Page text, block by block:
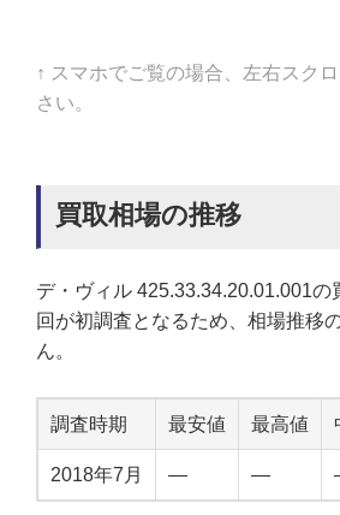
↑ スマホでご覧の場合、左右スク
さい。
買取相場の推移
デ・ヴィル 425.33.34.20.01.001の
回が初調査となるため、相場推移
ん。
調査時期 最安値 最高値
2018年7月 — —